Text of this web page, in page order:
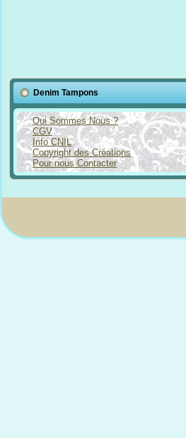
Denim Tampons
Qui Sommes Nous ?
CGV
Info CNIL
Copyright des Créations
Pour nous Contacter